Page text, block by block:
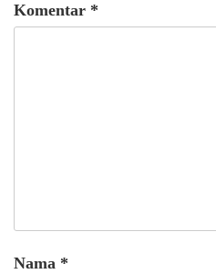
Komentar *
Nama *